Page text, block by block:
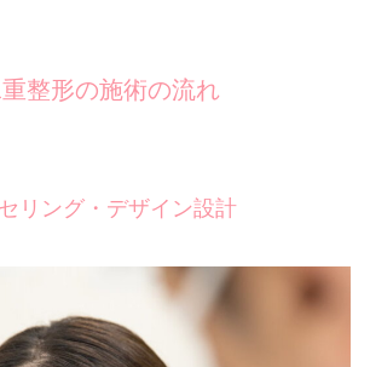
整形の施術の流れ
リング・デザイン設計